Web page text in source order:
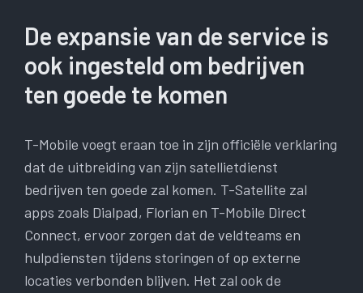
De expansie van de service is
ook ingesteld om bedrijven
ten goede te komen
T-Mobile voegt eraan toe in zijn officiële verklaring
dat de uitbreiding van zijn satellietdienst
bedrijven ten goede zal komen. T-Satellite zal
apps zoals Dialpad, Florian en T-Mobile Direct
Connect, ervoor zorgen dat de veldteams en
hulpdiensten tijdens storingen of op externe
locaties verbonden blijven. Het zal ook de